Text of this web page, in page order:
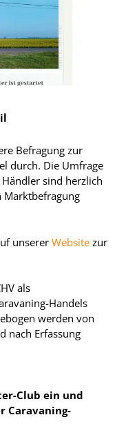
Befragung zur
durch. Die Umfrage
sind herzlich
Marktbefragung
unserer Website zur
als
Handels
werden von
nach Erfassung
Club ein und
Caravaning-